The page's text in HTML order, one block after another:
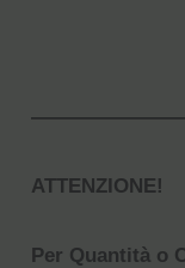
ATTENZIONE!
Per Quantità o